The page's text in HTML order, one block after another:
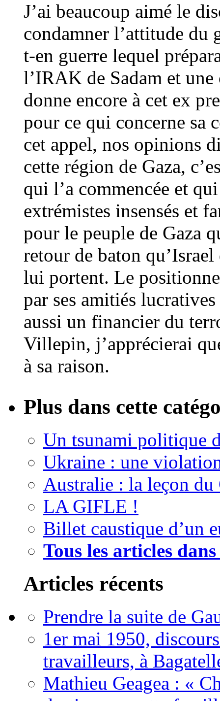
J’ai beaucoup aimé le
condamner l’attitude du
t-en guerre lequel
l’IRAK de Sadam et
donne encore à cet ex
pour ce qui concerne sa
cet appel, nos opinions
cette région de Gaza,
qui l’a commencée et
extrémistes insensés et
pour le peuple de Gaza
retour de baton
lui portent. Le
par ses amitiés
aussi un financier du
Villepin, j’apprécierai
à sa raison.
Plus dans cette
Un tsunami politique
Ukraine : une
Australie : la leçon du
LA GIFLE !
Billet caustique d’un
Tous les articles
Articles récents
Prendre la suite de
1er mai 1950,
travailleurs, à
Mathieu Geagea : «